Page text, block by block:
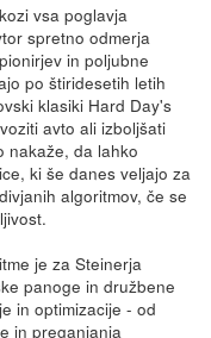
vsa poglavja
spretno odmerja
in poljubne
po štiridesetih letih
klasiki Hard Day's
avto ali izboljšati
nakaže, da lahko
ki še danes veljajo za
algoritmov, če se
je za Steinerja
panoge in družbene
in optimizacije - od
in preganjanja